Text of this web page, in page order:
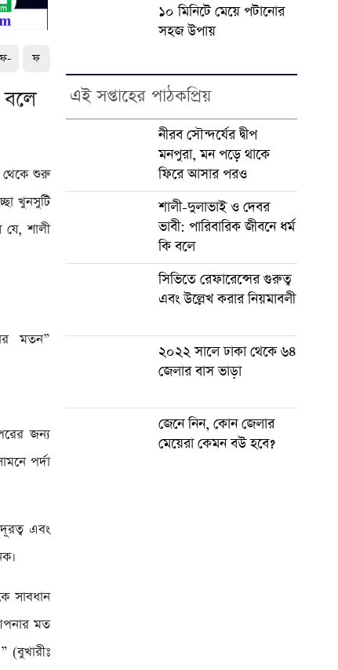
ফ
বলে
থেকে শুরু
খুনসুটি
শালী
মতন”
জন্য
পর্দা
এবং
সাবধান
মত
(বুখারীঃ
১০ মিনিটে মেয়ে পটানোর
সহজ উপায়
এই সপ্তাহের পাঠকপ্রিয়
নীরব সৌন্দর্যের দ্বীপ
মনপুরা, মন পড়ে থাকে
ফিরে আসার পরও
শালী-দুলাভাই ও দেবর
ভাবী: পারিবারিক জীবনে ধর্ম
কি বলে
সিভিতে রেফারেন্সের গুরুত্ব
এবং উল্লেখ করার নিয়মাবলী
২০২২ সালে ঢাকা থেকে ৬৪
জেলার বাস ভাড়া
জেনে নিন, কোন জেলার
মেয়েরা কেমন বউ হবে?